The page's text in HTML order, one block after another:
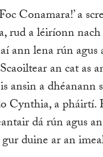
Conamara!’ a
rud a léiríonn nach
ann lena rún agus
an cat as
ansin a dhéanann
Cynthia, a pháirtí.
dá rún agus
duine ar an